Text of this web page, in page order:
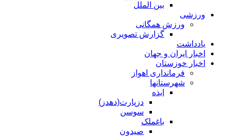
بین الملل
ورزشی
ورزش همگانی
گزارش تصویری
یادداشت
اخبار ایران و جهان
اخبار خوزستان
فرمانداری اهواز
شهرستانها
ایذه
دزپارت(دهدز)
سوسن
باغملک
صیدون